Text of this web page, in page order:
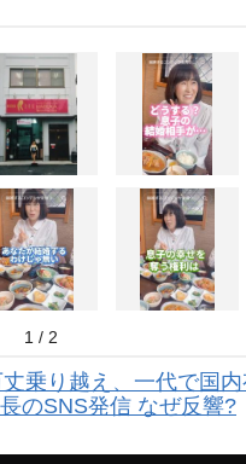
1 / 2
乗り越え、一代で国
のSNS発信 なぜ反響?